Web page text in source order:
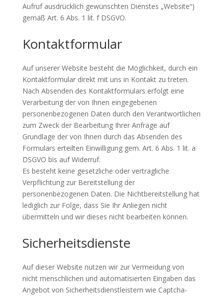
Aufruf ausdrücklich gewünschten Dienstes „Website“)
gemäß Art. 6 Abs. 1 lit. f DSGVO.
Kontaktformular
Auf unserer Website besteht die Möglichkeit, durch ein
Kontaktformular direkt mit uns in Kontakt zu treten.
Nach Absenden des Kontaktformulars erfolgt eine
Verarbeitung der von Ihnen eingegebenen
personenbezogenen Daten durch den Verantwortlichen
zum Zweck der Bearbeitung Ihrer Anfrage auf
Grundlage der von Ihnen durch das Absenden des
Formulars erteilten Einwilligung gem. Art. 6 Abs. 1 lit. a
DSGVO bis auf Widerruf.
Es besteht keine gesetzliche oder vertragliche
Verpflichtung zur Bereitstellung der
personenbezogenen Daten. Die Nichtbereitstellung hat
lediglich zur Folge, dass Sie Ihr Anliegen nicht
übermitteln und wir dieses nicht bearbeiten können.
Sicherheitsdienste
Auf dieser Website nutzen wir zur Vermeidung von
nicht menschlichen und automatisierten Eingaben das
Angebot von Sicherheitsdienstleistern wie Captcha-